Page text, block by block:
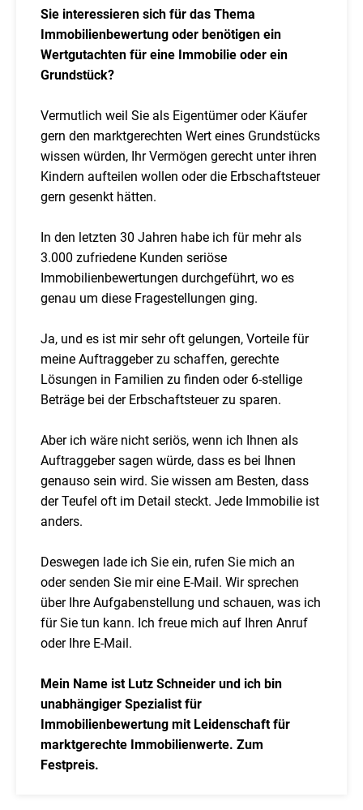
Sie interessieren sich für das Thema
Immobilienbewertung oder benötigen ein
Wertgutachten für eine Immobilie oder ein
Grundstück?
Vermutlich weil Sie als Eigentümer oder Käufer
gern den marktgerechten Wert eines Grundstücks
wissen würden, Ihr Vermögen gerecht unter ihren
Kindern aufteilen wollen oder die Erbschaftsteuer
gern gesenkt hätten.
In den letzten 30 Jahren habe ich für mehr als
3.000 zufriedene Kunden seriöse
Immobilienbewertungen durchgeführt, wo es
genau um diese Fragestellungen ging.
Ja, und es ist mir sehr oft gelungen, Vorteile für
meine Auftraggeber zu schaffen, gerechte
Lösungen in Familien zu finden oder 6-stellige
Beträge bei der Erbschaftsteuer zu sparen.
Aber ich wäre nicht seriös, wenn ich Ihnen als
Auftraggeber sagen würde, dass es bei Ihnen
genauso sein wird. Sie wissen am Besten, dass
der Teufel oft im Detail steckt. Jede Immobilie ist
anders.
Deswegen lade ich Sie ein, rufen Sie mich an
oder senden Sie mir eine E-Mail. Wir sprechen
über Ihre Aufgabenstellung und schauen, was ich
für Sie tun kann. Ich freue mich auf Ihren Anruf
oder Ihre E-Mail.
Mein Name ist Lutz Schneider und ich bin
unabhängiger Spezialist für
Immobilienbewertung mit Leidenschaft für
marktgerechte Immobilienwerte. Zum
Festpreis.